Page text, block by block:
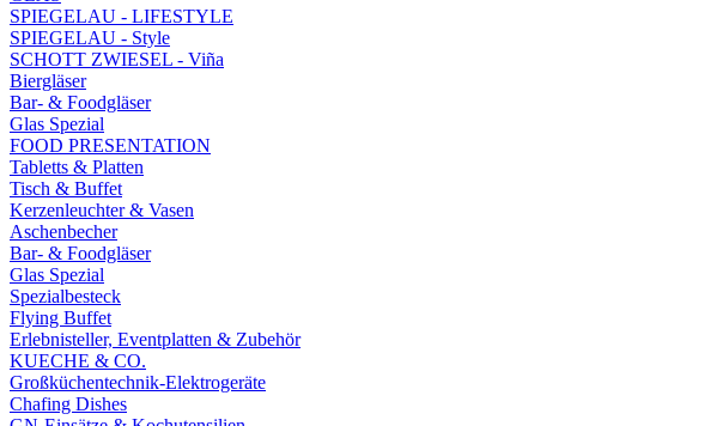
SPIEGELAU - LIFESTYLE
SPIEGELAU - Style
SCHOTT ZWIESEL - Viña
Biergläser
Bar- & Foodgläser
Glas Spezial
FOOD PRESENTATION
Tabletts & Platten
Tisch & Buffet
Kerzenleuchter & Vasen
Aschenbecher
Bar- & Foodgläser
Glas Spezial
Spezialbesteck
Flying Buffet
Erlebnisteller, Eventplatten & Zubehör
KUECHE & CO.
Großküchentechnik-Elektrogeräte
Chafing Dishes